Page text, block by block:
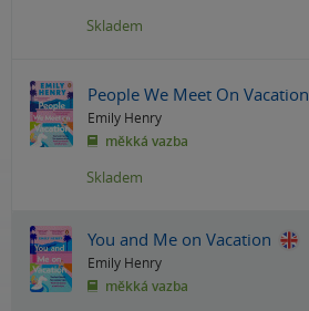
Skladem
People We Meet On Vacation
Emily Henry
měkká vazba
Skladem
You and Me on Vacation
Emily Henry
měkká vazba